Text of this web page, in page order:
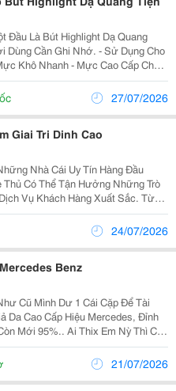
Đầu Là Bút Highlight Dạ Quang
Dùng Cần Ghi Nhớ. - Sử Dụng Cho
Khô Nhanh - Mực Cao Cấp Cho
Không Gây Mỏi Mắt Người Nhìn
Toàn Cho Người Sử Dụng - Viết
27/07/2026
Giai Tri Dinh Cao
Nhà Cái Uy Tín Hàng Đầu
Có Thể Tận Hưởng Những Trò
Vụ Khách Hàng Xuất Sắc. Từ
Đến Các Lựa Chọn Cá Cược
Xx8 Không Ngừng Mở Rộng Và
24/07/2026
Benz
Cặp Để Tài
Da Cao Cấp Hiệu Mercedes, Đỉnh
Mới 95%.. Ai Thix Em Nỳ Thì Cm
21/07/2026